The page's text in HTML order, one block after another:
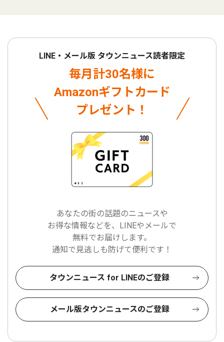
LINE・メール版 タウンニュース読者限定
毎月計30名様に
Amazonギフトカード
プレゼント！
あなたの街の話題のニュースや
お得な情報などを、LINEやメールで
無料でお届けします。
通知で見逃しも防げて便利です！
タウンニュース for LINEのご登録
メール版タウンニュースのご登録